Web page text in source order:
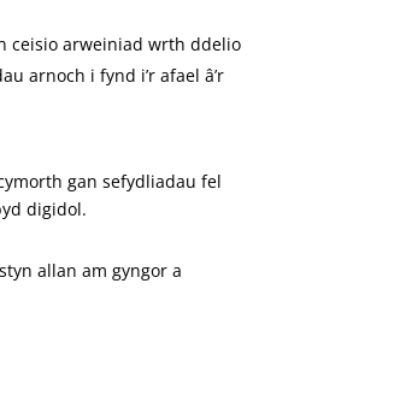
ceisio arweiniad wrth ddelio
arnoch i fynd i’r afael â’r
gan sefydliadau fel
digidol.
allan am gyngor a